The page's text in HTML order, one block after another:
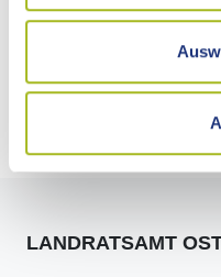
Pressemitteilungen
LANDRATSAMT